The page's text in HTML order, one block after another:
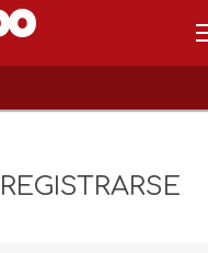
REGISTRARSE